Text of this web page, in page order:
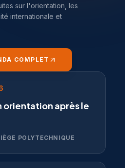
sur l'orientation, les
internationale et
COMPLET
orientation après le
POLYTECHNIQUE